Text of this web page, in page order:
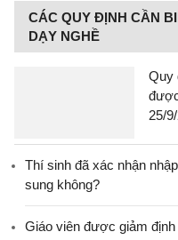
CÁC QUY ĐỊNH CẦN
DẠY NGHỀ
Quy
25/
Thí sinh đã xác nhận
sung không?
Giáo viên được giảm